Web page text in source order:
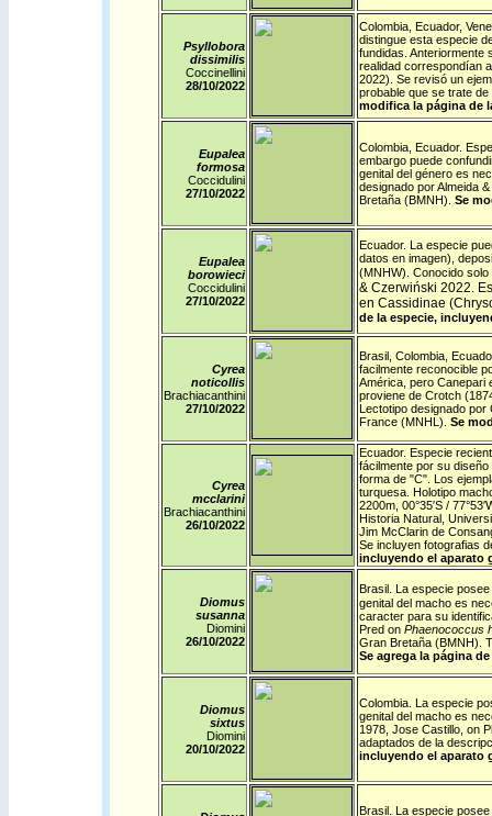
Psyllobora
dissimilis
Coccinellini
28/10/2022
Colombia, Ecuador,
distingue esta especie
fundidas. Anteriormente
realidad correspondían
2022). Se revisó un
probable que se trate
modifica la página de
Eupalea
formosa
Coccidulini
27/10/2022
Colombia, Ecuador.
embargo puede
genital del género es
designado por Almeida
Bretaña (BMNH). Se
Eupalea
borowieci
Coccidulini
27/10/2022
Ecuador. La especie
datos en imagen),
(MNHW). Conocido
& Czerwiński 2022.
en Cassidinae
de la especie,
Cyrea
noticollis
Brachiacanthini
27/10/2022
Brasil, Colombia,
facilmente reconocible
América, pero Canepari
proviene de Crotch
Lectotipo designado por
France (MNHL). Se
Cyrea
mcclarini
Brachiacanthini
26/10/2022
Ecuador. Especie
fácilmente por su
forma de "C". Los
turquesa. Holotipo
2200m, 00°35′S /
Historia Natural,
Jim McClarin de
Se incluyen fotografias
incluyendo el aparato
Diomus
susanna
Diomini
26/10/2022
Brasil. La especie
genital del macho es
caracter para su
Pred on Phaenococcus
Gran Bretaña (BMNH).
Se agrega la página
Diomus
sixtus
Diomini
20/10/2022
Colombia. La especie
genital del macho es
1978, Jose Castillo, on
adaptados de la
incluyendo el aparato
Brasil. La especie